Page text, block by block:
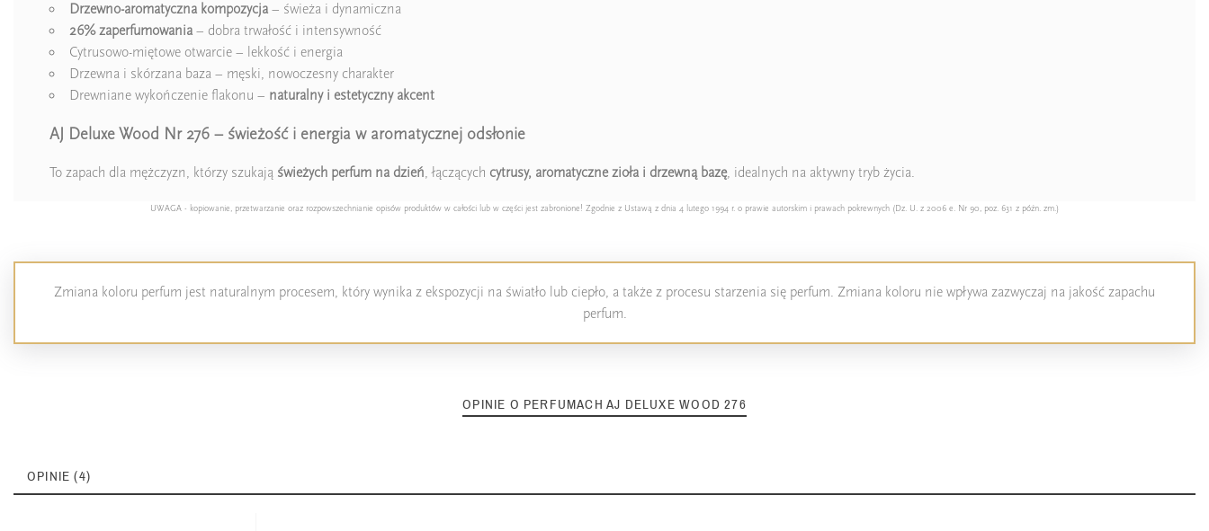
Drzewno-aromatyczna kompozycja – świeża i dynamiczna
26% zaperfumowania – dobra trwałość i intensywność
Cytrusowo-miętowe otwarcie – lekkość i energia
Drzewna i skórzana baza – męski, nowoczesny charakter
Drewniane wykończenie flakonu – naturalny i estetyczny akcent
AJ Deluxe Wood Nr 276 – świeżość i energia w aromatycznej odsłonie
To zapach dla mężczyzn, którzy szukają świeżych perfum na dzień, łączących cytrusy, aromatyczne zioła i drzewną bazę, idealnych na aktywny tryb życia.
UWAGA - kopiowanie, przetwarzanie oraz rozpowszechnianie opisów produktów w całości lub w części jest zabronione! Zgodnie z Ustawą z dnia 4 lutego 1994 r. o prawie autorskim i prawach pokrewnych (Dz. U. z 2006 e. Nr 90, poz. 631 z późn. zm.)
Zmiana koloru perfum jest naturalnym procesem, który wynika z ekspozycji na światło lub ciepło, a także z procesu starzenia się perfum. Zmiana koloru nie wpływa zazwyczaj na jakość zapachu
perfum.
OPINIE O PERFUMACH AJ DELUXE WOOD 276
OPINIE (4)